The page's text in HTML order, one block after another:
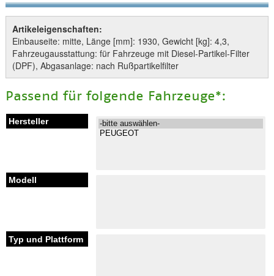
Artikeleigenschaften:
Einbauseite: mitte, Länge [mm]: 1930, Gewicht [kg]: 4,3,
Fahrzeugausstattung: für Fahrzeuge mit Diesel-Partikel-Filter
(DPF), Abgasanlage: nach Rußpartikelfilter
Passend für folgende Fahrzeuge*: